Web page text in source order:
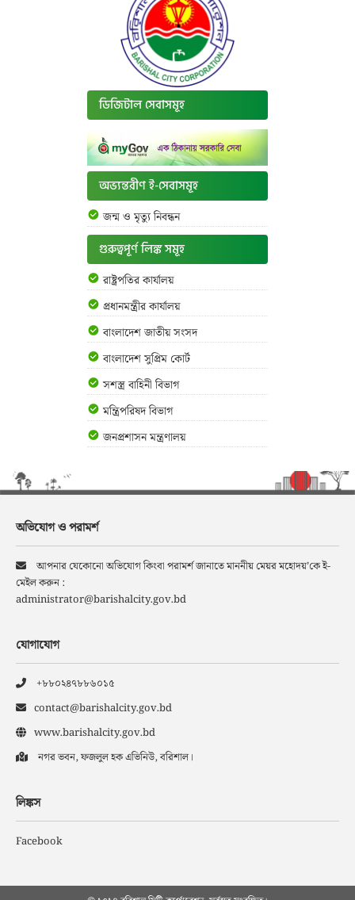
ডিজিটাল সেবাসমূহ
অভ্যন্তরীণ ই-সেবাসমূহ
জন্ম ও মৃত্যু নিবন্ধন
গুরুত্বপূর্ণ লিঙ্ক সমূহ
রাষ্ট্রপতির কার্যালয়
প্রধানমন্ত্রীর কার্যালয়
বাংলাদেশ জাতীয় সংসদ
বাংলাদেশ সুপ্রিম কোর্ট
সশস্ত্র বাহিনী বিভাগ
মন্ত্রিপরিষদ বিভাগ
জনপ্রশাসন মন্ত্রণালয়
অভিযোগ ও পরামর্শ
আপনার যেকোনো অভিযোগ কিংবা পরামর্শ জানাতে মাননীয় মেয়র মহোদয়’কে ই-
মেইল করুন :
administrator@barishalcity.gov.bd
যোগাযোগ
+৮৮০২৪৭৮৮৬০১৫
contact@barishalcity.gov.bd
www.barishalcity.gov.bd
নগর ভবন, ফজলুল হক এভিনিউ, বরিশাল।
লিঙ্কস
Facebook